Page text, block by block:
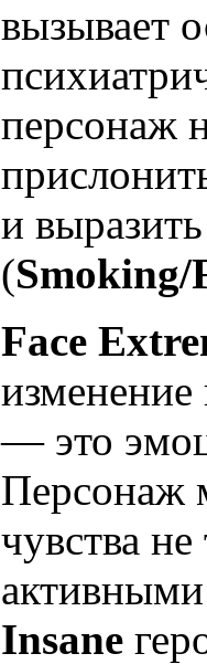
вызывает
персонаж
и
(Smoking/
Face
— это
Персонаж
чувства
Insane